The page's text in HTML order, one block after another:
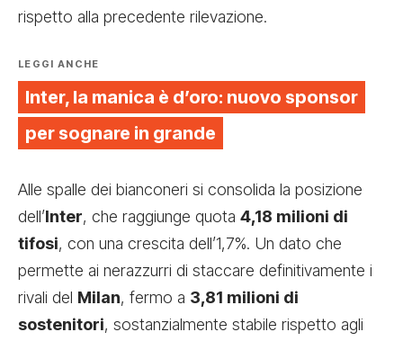
rispetto alla precedente rilevazione.
LEGGI ANCHE
Inter, la manica è d’oro: nuovo sponsor
per sognare in grande
Alle spalle dei bianconeri si consolida la posizione
dell’Inter, che raggiunge quota 4,18 milioni di
tifosi, con una crescita dell’1,7%. Un dato che
permette ai nerazzurri di staccare definitivamente i
rivali del Milan, fermo a 3,81 milioni di
sostenitori, sostanzialmente stabile rispetto agli